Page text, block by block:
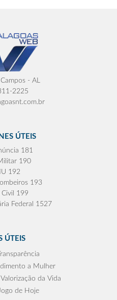
- AL
2225
ÚTEIS
181
190
192
193
Civil 199
Federal 1527
ÚTEIS
a Mulher
da Vida
de Hoje